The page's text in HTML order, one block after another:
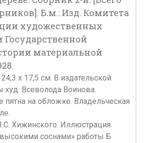
Б.м.: Изд. Комитета
художественных
материальной
24,3 х 17,5 см. В издательской
худ. Всеволода Воинова.
пятна на обложке. Владельческая
Хижинского. Иллюстрация
соснами» работы Б.